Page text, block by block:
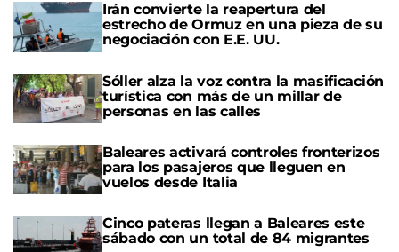
Irán convierte la reapertura del
estrecho de Ormuz en una pieza de su
negociación con E.E. UU.
Sóller alza la voz contra la masificación
turística con más de un millar de
personas en las calles
Baleares activará controles fronterizos
para los pasajeros que lleguen en
vuelos desde Italia
Cinco pateras llegan a Baleares este
sábado con un total de 84 migrantes